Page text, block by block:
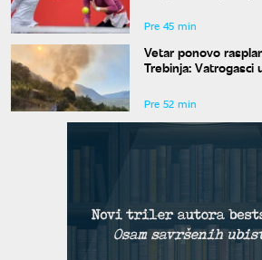
Pre 45 min
Vetar ponovo
Trebinja: Vatrogasci
Pre 52 min